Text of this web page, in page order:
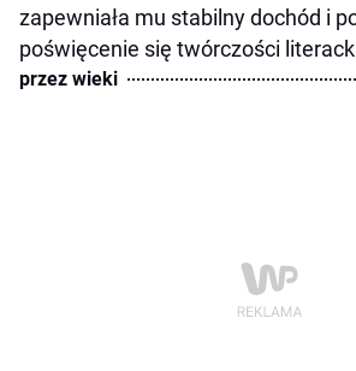
zapewniała mu stabilny dochód i
poświęcenie się twórczości
przez wieki